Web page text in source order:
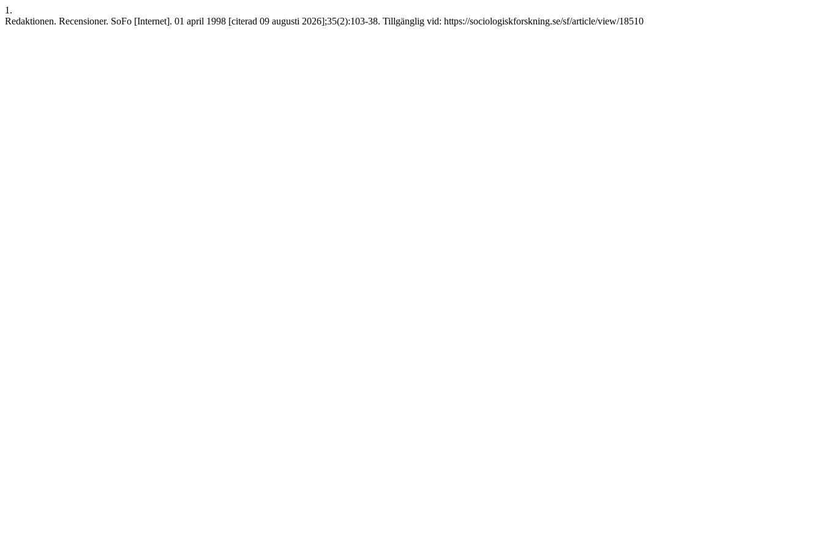
1.
Redaktionen. Recensioner. SoFo [Internet]. 01 april 1998 [citerad 09 augusti 2026];35(2):103-38. Tillgänglig vid: https://sociologiskforskning.se/sf/article/view/18510